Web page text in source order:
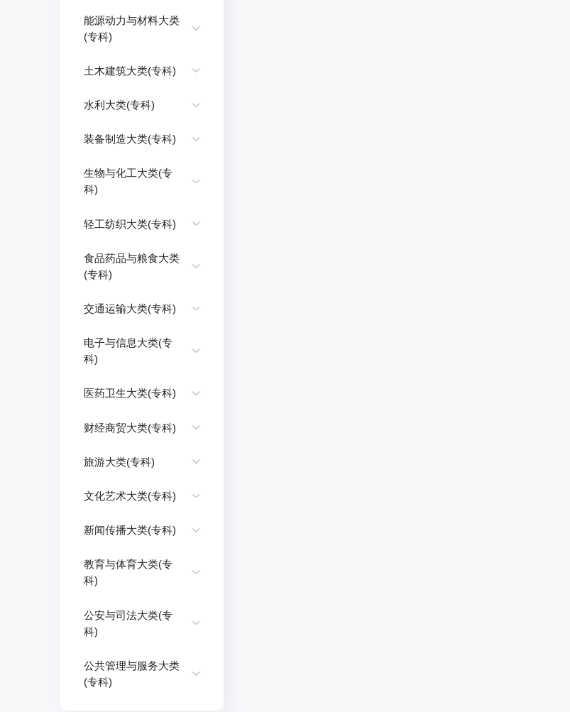
能源动力与材料大类
(专科)
土木建筑大类(专科)
水利大类(专科)
装备制造大类(专科)
生物与化工大类(专
科)
轻工纺织大类(专科)
食品药品与粮食大类
(专科)
交通运输大类(专科)
电子与信息大类(专
科)
医药卫生大类(专科)
财经商贸大类(专科)
旅游大类(专科)
文化艺术大类(专科)
新闻传播大类(专科)
教育与体育大类(专
科)
公安与司法大类(专
科)
公共管理与服务大类
(专科)